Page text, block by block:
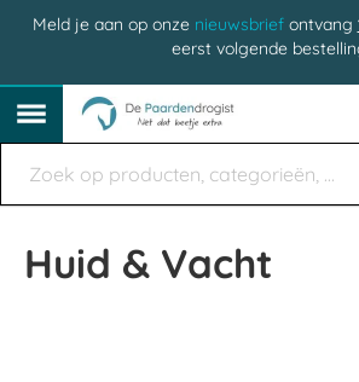
Meld je aan op onze nieuwsbriefontvang
eerst volgende
Huid & Vacht